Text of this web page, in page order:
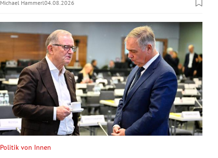
Michael Hammerl04.08.2026
Politik von Innen